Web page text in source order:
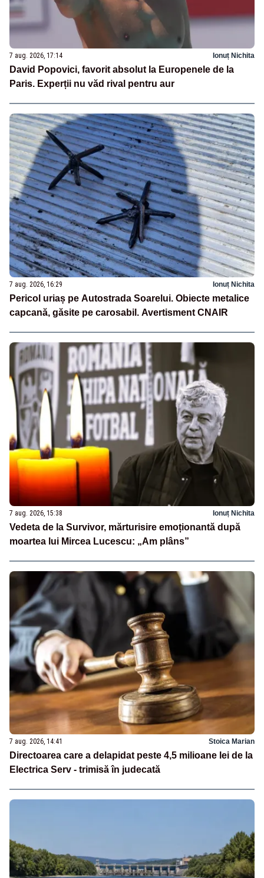
7 aug. 2026, 17:14 Ionuț Nichita
David Popovici, favorit absolut la Europenele de la
Paris. Experții nu văd rival pentru aur
7 aug. 2026, 16:29 Ionuț Nichita
Pericol uriaș pe Autostrada Soarelui. Obiecte metalice
capcană, găsite pe carosabil. Avertisment CNAIR
7 aug. 2026, 15:38 Ionuț Nichita
Vedeta de la Survivor, mărturisire emoționantă după
moartea lui Mircea Lucescu: „Am plâns”
7 aug. 2026, 14:41 Stoica Marian
Directoarea care a delapidat peste 4,5 milioane lei de la
Electrica Serv - trimisă în judecată